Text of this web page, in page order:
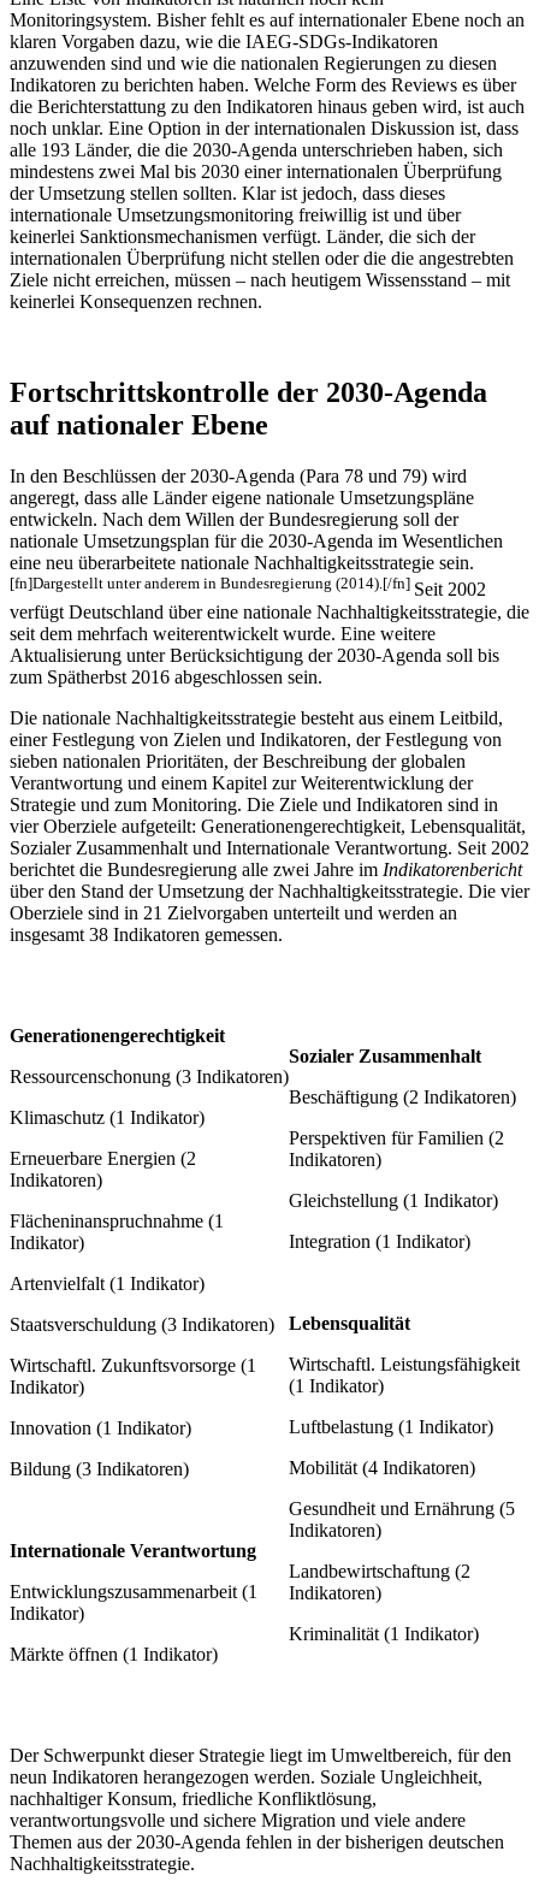
Monitoringsystem. Bisher fehlt es auf internationaler Ebene noch an
klaren Vorgaben dazu, wie die IAEG-SDGs-Indikatoren
anzuwenden sind und wie die nationalen Regierungen zu diesen
Indikatoren zu berichten haben. Welche Form des Reviews es über
die Berichterstattung zu den Indikatoren hinaus geben wird, ist auch
noch unklar. Eine Option in der internationalen Diskussion ist, dass
alle 193 Länder, die die 2030-Agenda unterschrieben haben, sich
mindestens zwei Mal bis 2030 einer internationalen Überprüfung
der Umsetzung stellen sollten. Klar ist jedoch, dass dieses
internationale Umsetzungsmonitoring freiwillig ist und über
keinerlei Sanktionsmechanismen verfügt. Länder, die sich der
internationalen Überprüfung nicht stellen oder die die angestrebten
Ziele nicht erreichen, müssen – nach heutigem Wissensstand – mit
keinerlei Konsequenzen rechnen.
Fortschrittskontrolle der 2030-Agenda
auf nationaler Ebene
In den Beschlüssen der 2030-Agenda (Para 78 und 79) wird
angeregt, dass alle Länder eigene nationale Umsetzungspläne
entwickeln. Nach dem Willen der Bundesregierung soll der
nationale Umsetzungsplan für die 2030-Agenda im Wesentlichen
eine neu überarbeitete nationale Nachhaltigkeitsstrategie sein.
[fn]Dargestellt unter anderem in Bundesregierung (2014).[/fn] Seit 2002
verfügt Deutschland über eine nationale Nachhaltigkeitsstrategie, die
seit dem mehrfach weiterentwickelt wurde. Eine weitere
Aktualisierung unter Berücksichtigung der 2030-Agenda soll bis
zum Spätherbst 2016 abgeschlossen sein.
Die nationale Nachhaltigkeitsstrategie besteht aus einem Leitbild,
einer Festlegung von Zielen und Indikatoren, der Festlegung von
sieben nationalen Prioritäten, der Beschreibung der globalen
Verantwortung und einem Kapitel zur Weiterentwicklung der
Strategie und zum Monitoring. Die Ziele und Indikatoren sind in
vier Oberziele aufgeteilt: Generationengerechtigkeit, Lebensqualität,
Sozialer Zusammenhalt und Internationale Verantwortung. Seit 2002
berichtet die Bundesregierung alle zwei Jahre im Indikatorenbericht
über den Stand der Umsetzung der Nachhaltigkeitsstrategie. Die vier
Oberziele sind in 21 Zielvorgaben unterteilt und werden an
insgesamt 38 Indikatoren gemessen.
Generationengerechtigkeit
Ressourcenschonung (3 Indikatoren)
Klimaschutz (1 Indikator)
Erneuerbare Energien (2
Indikatoren)
Flächeninanspruchnahme (1
Indikator)
Artenvielfalt (1 Indikator)
Staatsverschuldung (3 Indikatoren)
Wirtschaftl. Zukunftsvorsorge (1
Indikator)
Innovation (1 Indikator)
Bildung (3 Indikatoren)
Internationale Verantwortung
Entwicklungszusammenarbeit (1
Indikator)
Märkte öffnen (1 Indikator)
Sozialer Zusammenhalt
Beschäftigung (2 Indikatoren)
Perspektiven für Familien (2
Indikatoren)
Gleichstellung (1 Indikator)
Integration (1 Indikator)
Lebensqualität
Wirtschaftl. Leistungsfähigkeit
(1 Indikator)
Luftbelastung (1 Indikator)
Mobilität (4 Indikatoren)
Gesundheit und Ernährung (5
Indikatoren)
Landbewirtschaftung (2
Indikatoren)
Kriminalität (1 Indikator)
Der Schwerpunkt dieser Strategie liegt im Umweltbereich, für den
neun Indikatoren herangezogen werden. Soziale Ungleichheit,
nachhaltiger Konsum, friedliche Konfliktlösung,
verantwortungsvolle und sichere Migration und viele andere
Themen aus der 2030-Agenda fehlen in der bisherigen deutschen
Nachhaltigkeitsstrategie.